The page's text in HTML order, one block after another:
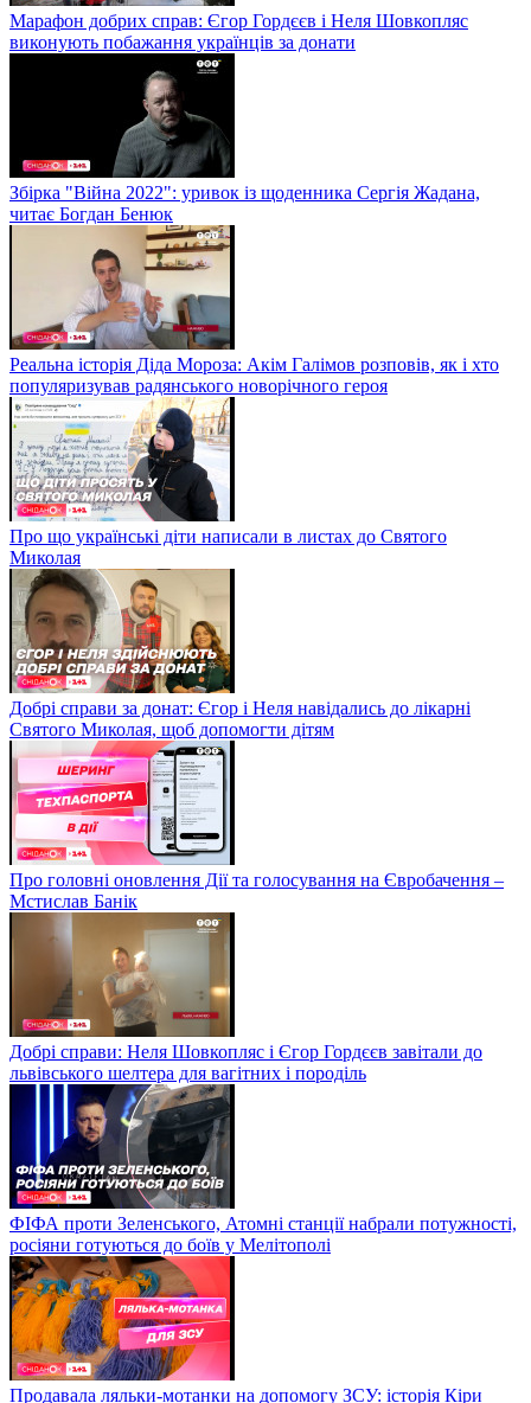
Марафон добрих справ: Єгор Гордєєв і Неля Шовкопляс
виконують побажання українців за донати
Збірка "Війна 2022": уривок із щоденника Сергія Жадана,
читає Богдан Бенюк
Реальна історія Діда Мороза: Акім Галімов розповів, як і хто
популяризував радянського новорічного героя
Про що українські діти написали в листах до Святого
Миколая
Добрі справи за донат: Єгор і Неля навідались до лікарні
Святого Миколая, щоб допомогти дітям
Про головні оновлення Дії та голосування на Євробачення –
Мстислав Банік
Добрі справи: Неля Шовкопляс і Єгор Гордєєв завітали до
львівського шелтера для вагітних і породіль
ФІФА проти Зеленського, Атомні станції набрали потужності,
росіяни готуються до боїв у Мелітополі
Продавала ляльки-мотанки на допомогу ЗСУ: історія Кіри